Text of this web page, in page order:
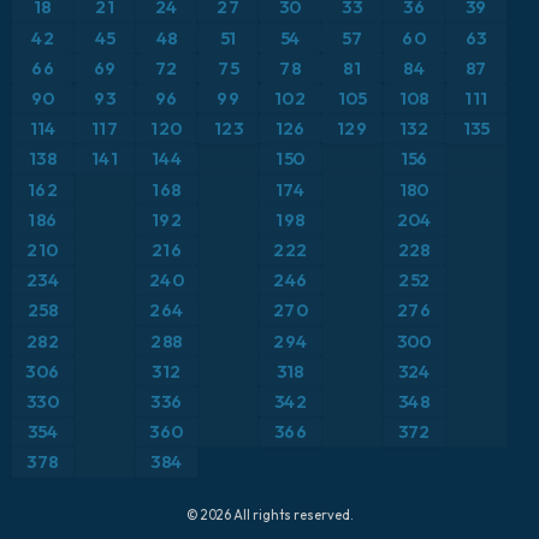
ICON Alemania 2 km
Caribe
Escandinavia
Estados Unidos
Europa
Francia
Grecia
Islandia
Anomalía de temperatura a 850 hPa
CAPE
Precipitación, nubes y presión
Profundidad de nieve
Punto de rocío a 2 m
Ráfagas de Viento Máximas
Ráfagas de viento
18
21 24 27 30 33 36 39
42 45 48 51 54 57 60
63
66
69 72 75 78 81 84 87
90 93 96 99 102 105 108
111
114
117 120 123 126 129 132
135
138
141 144 150
156
162
168 174
180
186
192 198
204
210
216 222 228
234 240 246 252
258 264 270
276
282
288 294
300
306
312 318
324
330
336 342 348
354 360 366 372
378 384
© 2026 All rights reserved.